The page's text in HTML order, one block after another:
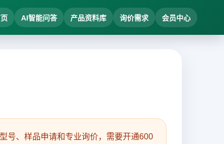
AI智能问答 产品资料库 询价需求 会员中心
号、样品申请和专业询价，需要开通600